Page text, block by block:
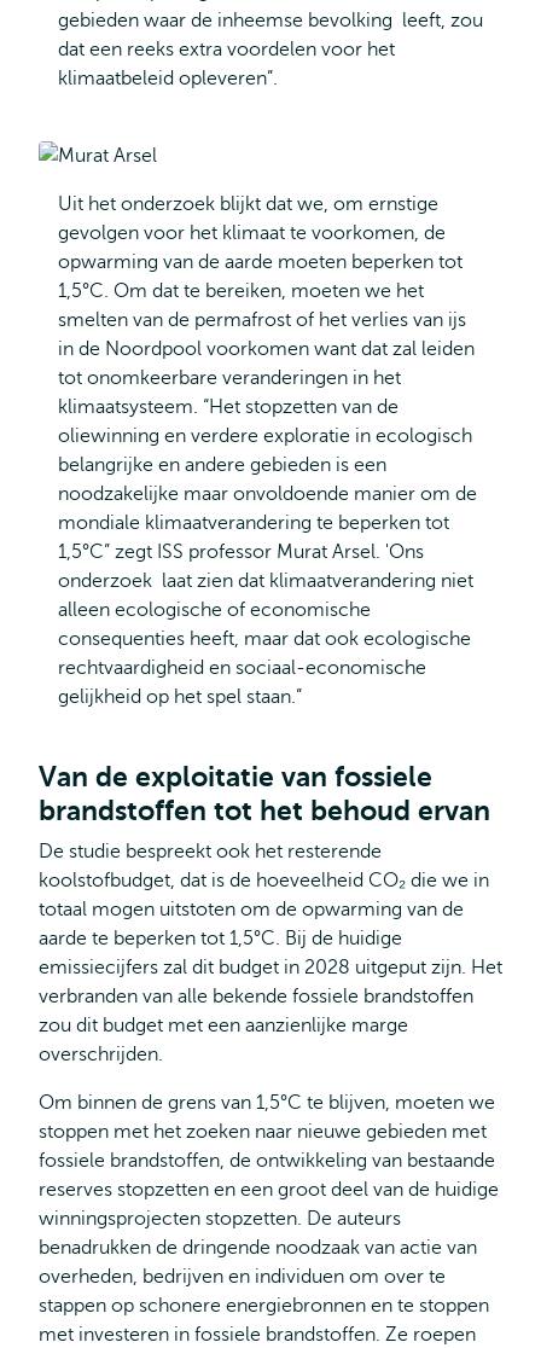
gebieden waar de inheemse bevolking leeft, zou
dat een reeks extra voordelen voor het
klimaatbeleid opleveren”.
Uit het onderzoek blijkt dat we, om ernstige
gevolgen voor het klimaat te voorkomen, de
opwarming van de aarde moeten beperken tot
1,5°C. Om dat te bereiken, moeten we het
smelten van de permafrost of het verlies van ijs
in de Noordpool voorkomen want dat zal leiden
tot onomkeerbare veranderingen in het
klimaatsysteem. “Het stopzetten van de
oliewinning en verdere exploratie in ecologisch
belangrijke en andere gebieden is een
noodzakelijke maar onvoldoende manier om de
mondiale klimaatverandering te beperken tot
1,5°C” zegt ISS professor Murat Arsel. 'Ons
onderzoek laat zien dat klimaatverandering niet
alleen ecologische of economische
consequenties heeft, maar dat ook ecologische
rechtvaardigheid en sociaal-economische
gelijkheid op het spel staan.”
Van de exploitatie van fossiele
brandstoffen tot het behoud ervan
De studie bespreekt ook het resterende
koolstofbudget, dat is de hoeveelheid CO₂ die we in
totaal mogen uitstoten om de opwarming van de
aarde te beperken tot 1,5°C. Bij de huidige
emissiecijfers zal dit budget in 2028 uitgeput zijn. Het
verbranden van alle bekende fossiele brandstoffen
zou dit budget met een aanzienlijke marge
overschrijden.
Om binnen de grens van 1,5°C te blijven, moeten we
stoppen met het zoeken naar nieuwe gebieden met
fossiele brandstoffen, de ontwikkeling van bestaande
reserves stopzetten en een groot deel van de huidige
winningsprojecten stopzetten. De auteurs
benadrukken de dringende noodzaak van actie van
overheden, bedrijven en individuen om over te
stappen op schonere energiebronnen en te stoppen
met investeren in fossiele brandstoffen. Ze roepen